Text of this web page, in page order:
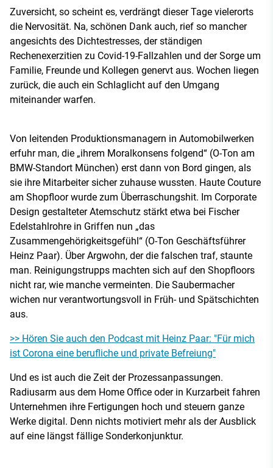
Zuversicht, so scheint es, verdrängt dieser Tage vielerorts
die Nervosität. Na, schönen Dank auch, rief so mancher
angesichts des Dichtestresses, der ständigen
Rechenexerzitien zu Covid-19-Fallzahlen und der Sorge um
Familie, Freunde und Kollegen genervt aus. Wochen liegen
zurück, die auch ein Schlaglicht auf den Umgang
miteinander warfen.
Von leitenden Produktionsmanagern in Automobilwerken
erfuhr man, die „ihrem Moralkonsens folgend“ (O-Ton am
BMW-Standort München) erst dann von Bord gingen, als
sie ihre Mitarbeiter sicher zuhause wussten. Haute Couture
am Shopfloor wurde zum Überraschungshit. Im Corporate
Design gestalteter Atemschutz stärkt etwa bei Fischer
Edelstahlrohre in Griffen nun „das
Zusammengehörigkeitsgefühl“ (O-Ton Geschäftsführer
Heinz Paar). Über Argwohn, der die falschen traf, staunte
man. Reinigungstrupps machten sich auf den Shopfloors
nicht rar, wie manche vermeinten. Die Saubermacher
wichen nur verantwortungsvoll in Früh- und Spätschichten
aus.
>> Hören Sie auch den Podcast mit Heinz Paar: "Für mich
ist Corona eine berufliche und private Befreiung"
Und es ist auch die Zeit der Prozessanpassungen.
Radiusarm aus dem Home Office oder in Kurzarbeit fahren
Unternehmen ihre Fertigungen hoch und steuern ganze
Werke digital. Denn nichts motiviert mehr als der Ausblick
auf eine längst fällige Sonderkonjunktur.